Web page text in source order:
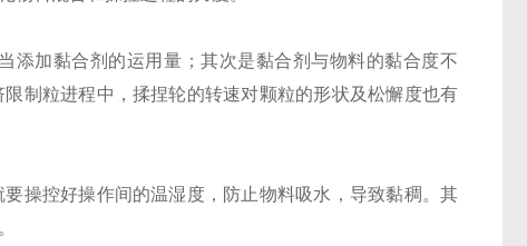
添加黏合剂的运用量；其次是黏合剂与物料的黏合度不
制粒进程中，揉捏轮的转速对颗粒的形状及松懈度也有
操控好操作间的温湿度，防止物料吸水，导致黏稠。其